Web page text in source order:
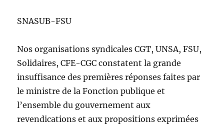
SNASUB-FSU
Nos organisations syndicales CGT, UNSA, FSU,
Solidaires, CFE-CGC constatent la grande
insuffisance des premières réponses faites par
le ministre de la Fonction publique et
l’ensemble du gouvernement aux
revendications et aux propositions exprimées